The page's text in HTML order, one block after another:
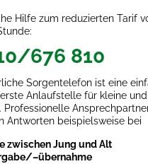
Hilfe zum reduzierten Tarif
676 810
Sorgentelefon ist eine
Anlaufstelle für kleine
Professionelle
Antworten beispielsweise bei
zwischen Jung und Alt
–übernahme